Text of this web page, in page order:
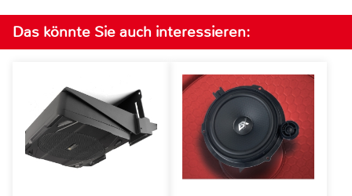
Das könnte Sie auch interessieren: